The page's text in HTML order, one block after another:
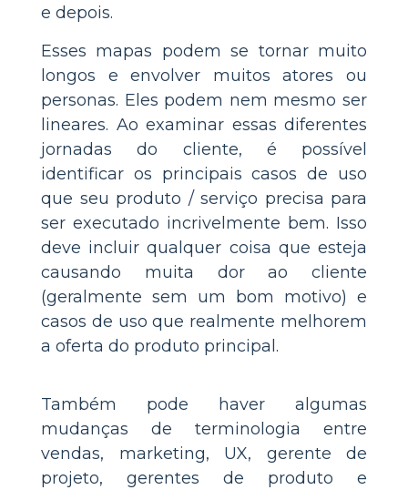
e depois.
Esses mapas podem se tornar muito
longos e envolver muitos atores ou
personas. Eles podem nem mesmo ser
lineares. Ao examinar essas diferentes
jornadas do cliente, é possível
identificar os principais casos de uso
que seu produto / serviço precisa para
ser executado incrivelmente bem. Isso
deve incluir qualquer coisa que esteja
causando muita dor ao cliente
(geralmente sem um bom motivo) e
casos de uso que realmente melhorem
a oferta do produto principal.
Também pode haver algumas
mudanças de terminologia entre
vendas, marketing, UX, gerente de
projeto, gerentes de produto e